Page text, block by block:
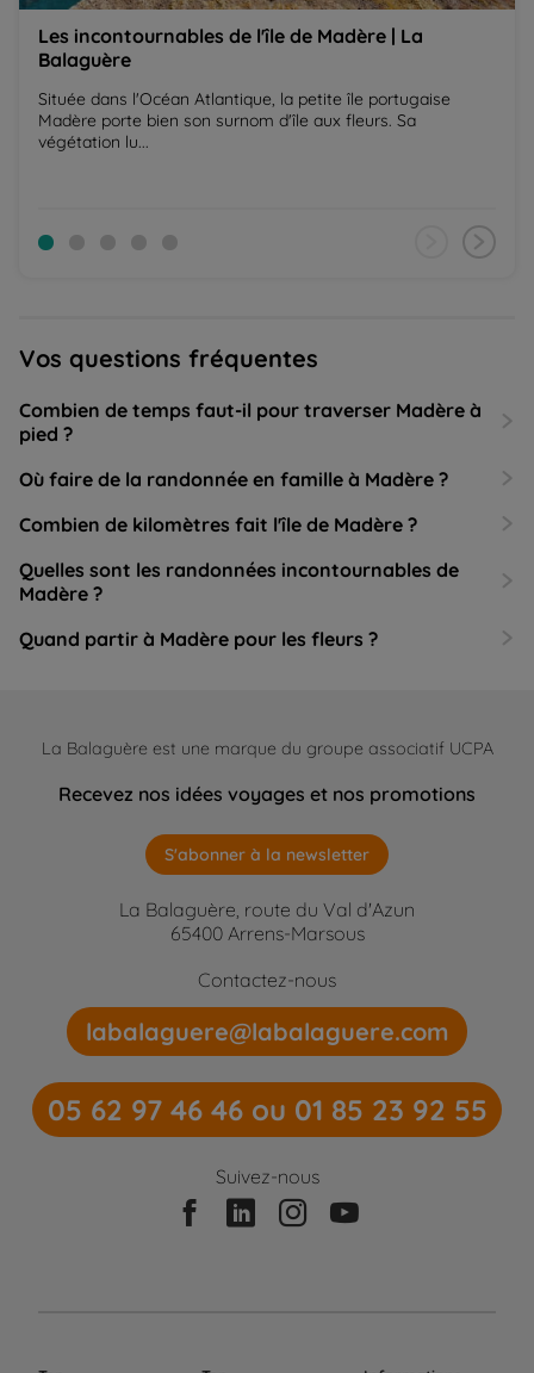
Les incontournables de l'île de Madère | La
Balaguère
Située dans l'Océan Atlantique, la petite île portugaise
Madère porte bien son surnom d'île aux fleurs. Sa
végétation lu...
Vos questions fréquentes
Combien de temps faut-il pour traverser Madère à
pied ?
Où faire de la randonnée en famille à Madère ?
Combien de kilomètres fait l'île de Madère ?
Quelles sont les randonnées incontournables de
Madère ?
Quand partir à Madère pour les fleurs ?
La Balaguère est une marque du groupe associatif UCPA
Recevez nos idées voyages et nos promotions
S'abonner à la newsletter
La Balaguère, route du Val d'Azun
65400 Arrens-Marsous
Contactez-nous
labalaguere@labalaguere.com
05 62 97 46 46 ou 01 85 23 92 55
Suivez-nous